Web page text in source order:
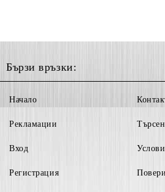
Бързи връзки:
Начало
Рекламации
Вход
Регистрация